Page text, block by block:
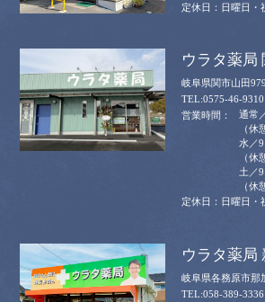
日曜日・
ウラタ薬局
岐阜県関市山田979
0575-46-9310
通常
（休
水／
（休
土／
（休
日曜日・
ウラタ薬局
岐阜県各務原市那
058-389-3336